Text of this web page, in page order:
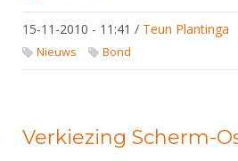
15-11-2010 - 11:41 / Teun Plantinga
Nieuws Bond
Verkiezing Scherm-